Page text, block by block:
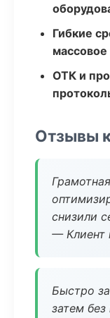
Гибкие
ОТК и
Отзывы
снизили
— Клиент
Быстро
затем